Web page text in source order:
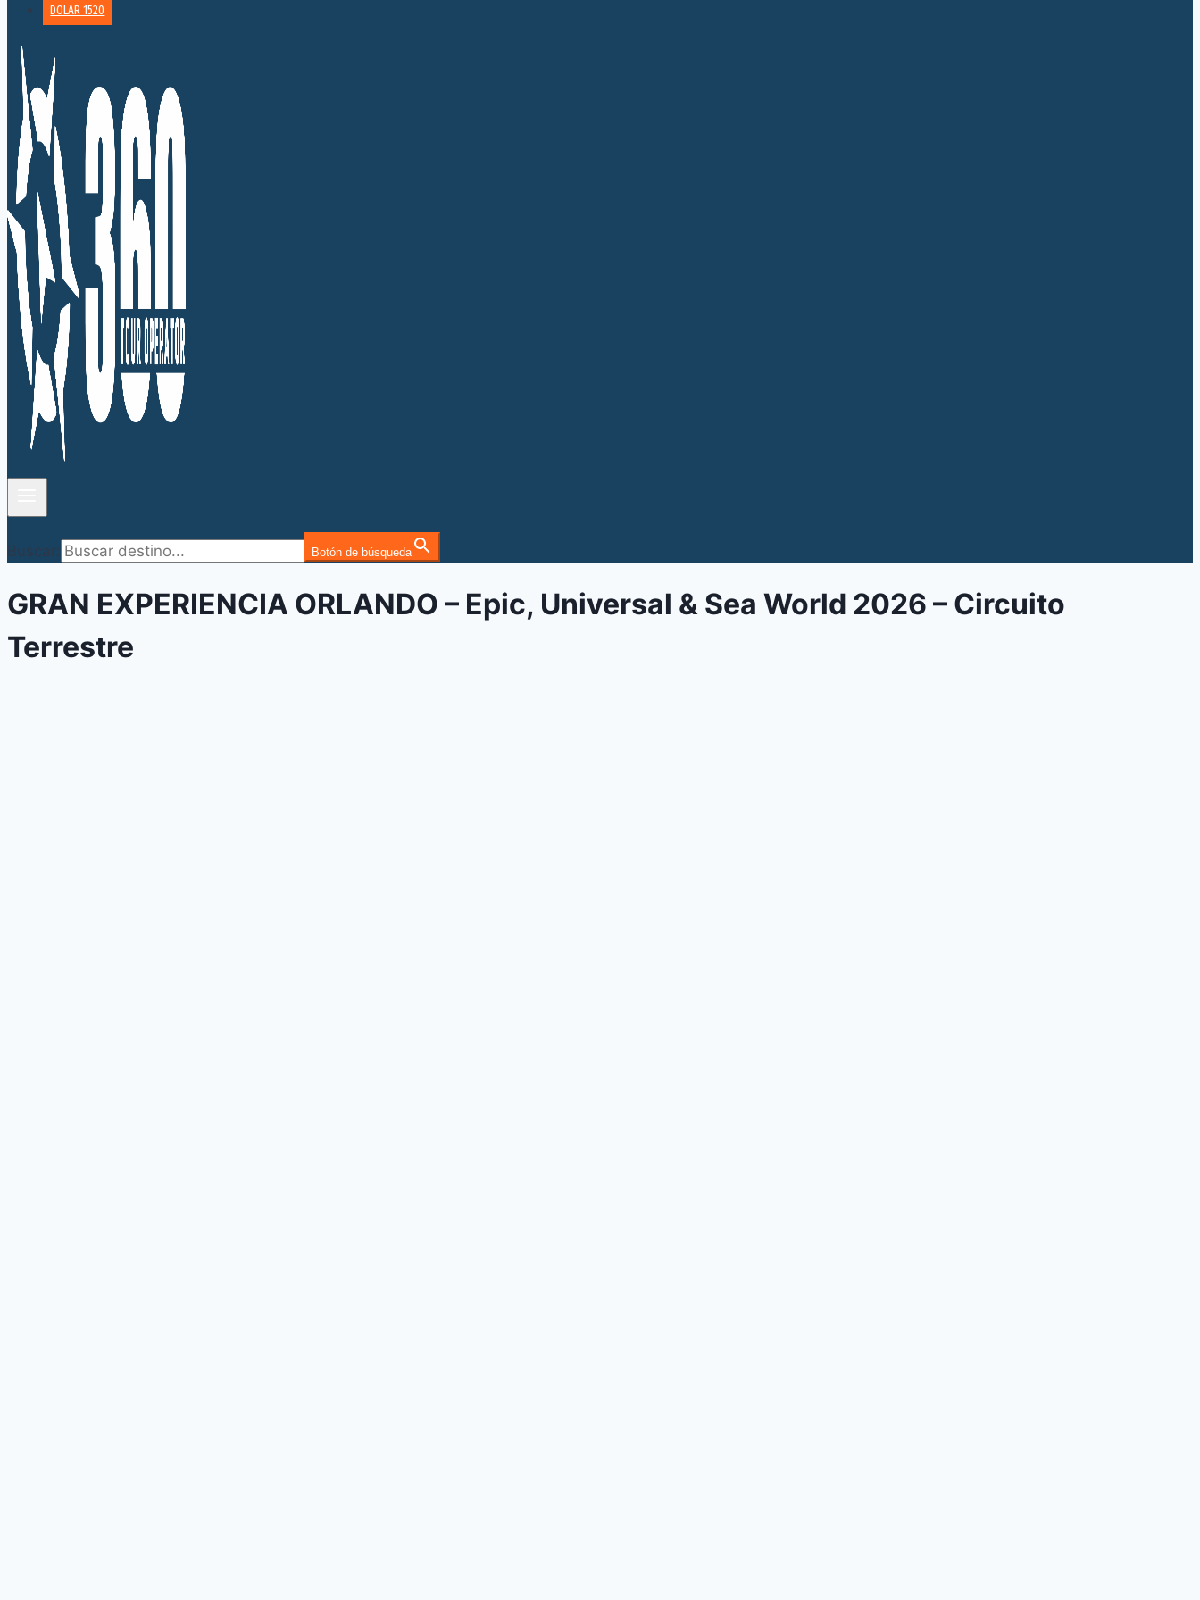
DOLAR 1520
Buscar: Botón de búsqueda
GRAN EXPERIENCIA ORLANDO – Epic, Universal & Sea World 2026 – Circuito
Terrestre